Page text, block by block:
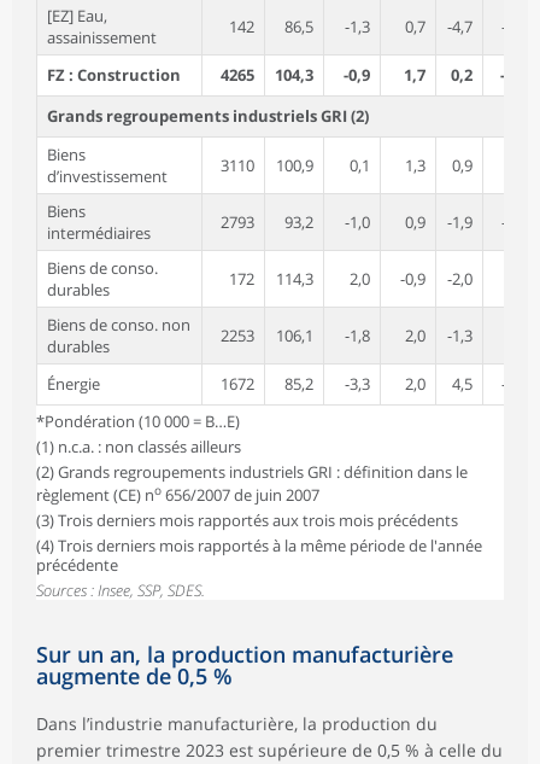
[EZ] Eau,
assainissement
142 86,5 -1,3 0,7 -4,7 -5,3
FZ : Construction 4265 104,3 -0,9 1,7 0,2
-0,2
Grands regroupements industriels GRI (2)
Biens
d’investissement
3110 100,9 0,1 1,3 0,9
Biens
intermédiaires
2793 93,2 -1,0 0,9 -1,9 -5,7
Biens de conso.
durables
172 114,3 2,0 -0,9 -2,0
Biens de conso. non
durables
2253 106,1 -1,8 2,0 -1,3
Énergie 1672 85,2 -3,3 2,0 4,5
-5,5
*Pondération (10 000 = B…E)
(1) n.c.a. : non classés ailleurs
(2) Grands regroupements industriels GRI : définition dans le
règlement (CE) no 656/2007 de juin 2007
(3) Trois derniers mois rapportés aux trois mois précédents
(4) Trois derniers mois rapportés à la même période de l'année
précédente
Sources : Insee, SSP, SDES.
Sur un an, la production manufacturière
augmente de 0,5 %
Dans l’industrie manufacturière, la production du
premier trimestre 2023 est supérieure de 0,5 % à celle du